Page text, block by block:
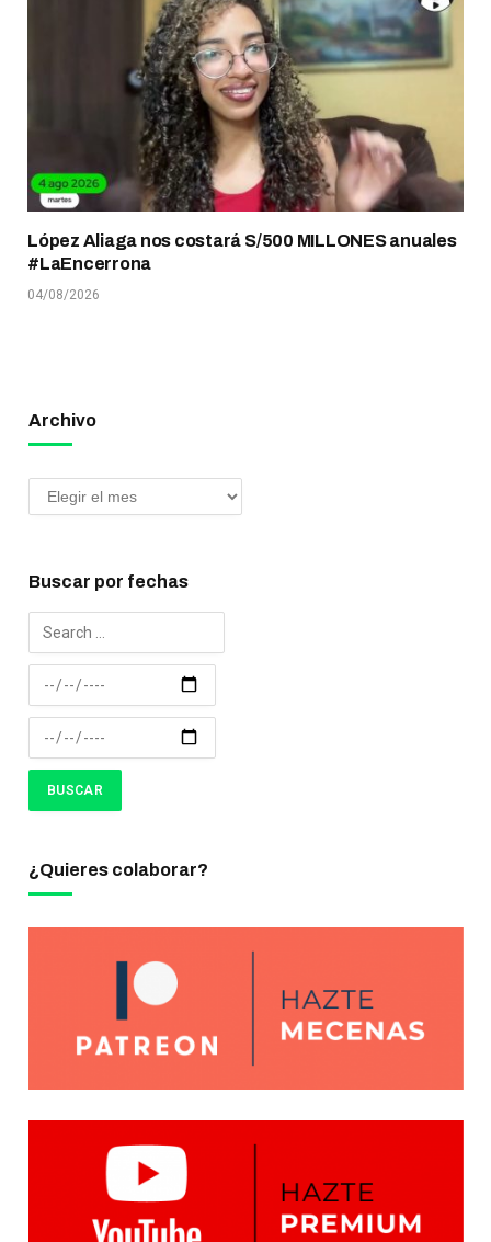
López Aliaga nos costará S/500 MILLONES anuales
#LaEncerrona
04/08/2026
Archivo
Buscar por fechas
¿Quieres colaborar?